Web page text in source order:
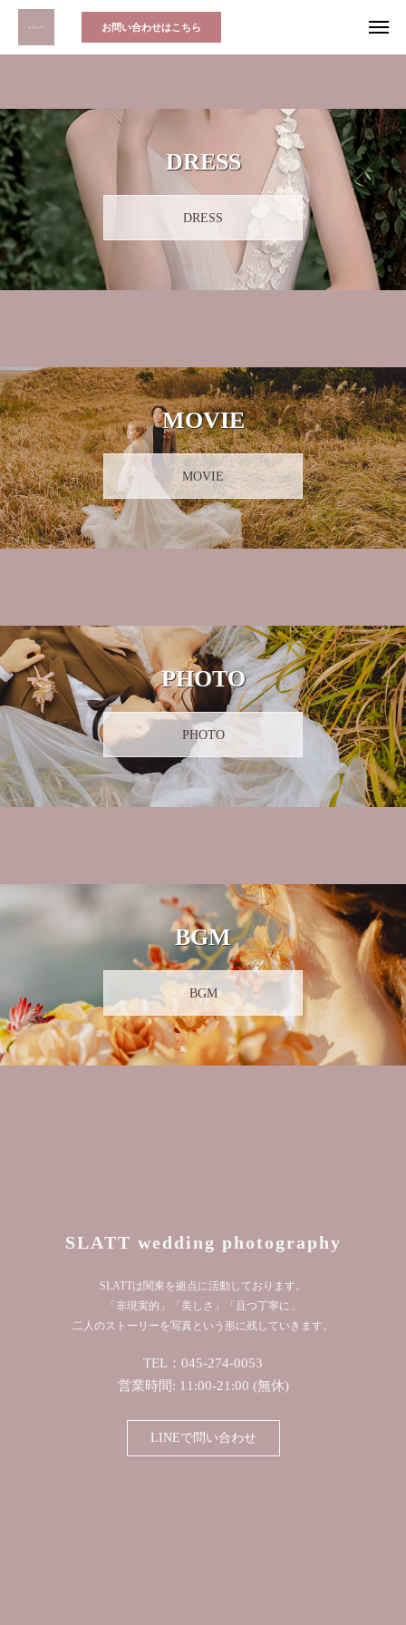
お問い合わせはこちら
DRESS
DRESS
MOVIE
MOVIE
PHOTO
PHOTO
BGM
BGM
SLATT wedding photography
SLATTは関東を拠点に活動しております。
「非現実的」「美しさ」「且つ丁寧に」
二人のストーリーを写真という形に残していきます。
TEL：045-274-0053
営業時間: 11:00-21:00 (無休)
LINEで問い合わせ